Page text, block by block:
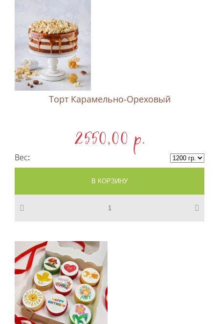
Торт Карамельно-Ореховый
2550,00 p.
Вес